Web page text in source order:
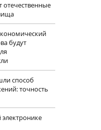
будут
способ
точность